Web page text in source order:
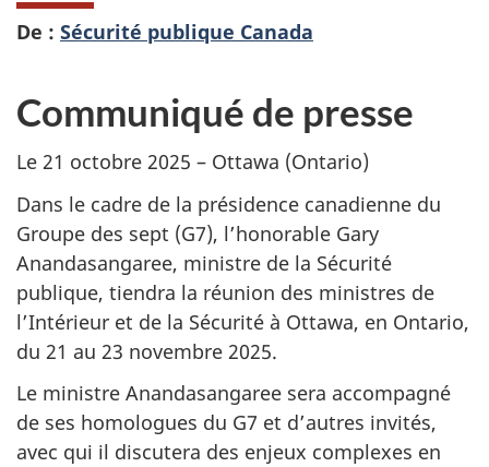
De : Sécurité publique Canada
Communiqué de presse
Le 21 octobre 2025 – Ottawa (Ontario)
Dans le cadre de la présidence canadienne du
Groupe des sept (G7), l’honorable Gary
Anandasangaree, ministre de la Sécurité
publique, tiendra la réunion des ministres de
l’Intérieur et de la Sécurité à Ottawa, en Ontario,
du 21 au 23 novembre 2025.
Le ministre Anandasangaree sera accompagné
de ses homologues du G7 et d’autres invités,
avec qui il discutera des enjeux complexes en